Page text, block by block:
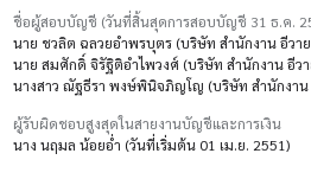
ชื่อผู้สอบบัญชี (วันที่สิ้นสุดการสอบบัญชี 31 ธ.ค.
นาย ชวลิต ฉลวยอำพรบุตร (บริษัท สำนักงาน อีวา
นาย สมศักดิ์ จิรัฐิติอำไพวงศ์ (บริษัท สำนักงาน อีว
นางสาว ณัฐธีรา พงษ์พินิจภิญโญ (บริษัท สำนักงาน
ผู้รับผิดชอบสูงสุดในสายงานบัญชีและการเงิน
นาง นฤมล น้อยอ่ำ (วันที่เริ่มต้น 01 เม.ย. 2551)